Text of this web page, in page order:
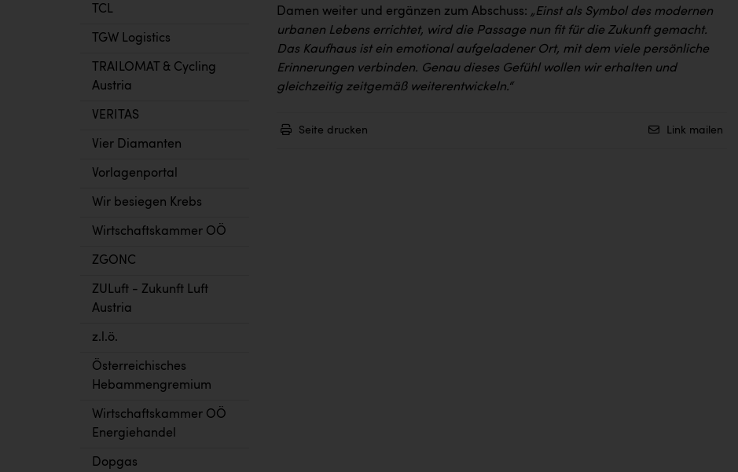
TCL
TGW Logistics
TRAILOMAT & Cycling
Austria
VERITAS
Vier Diamanten
Vorlagenportal
Wir besiegen Krebs
Wirtschaftskammer OÖ
ZGONC
ZULuft - Zukunft Luft
Austria
z.l.ö.
Österreichisches
Hebammengremium
Wirtschaftskammer OÖ
Energiehandel
Dopgas
Damen weiter und ergänzen zum Abschuss: „Einst als Symbol des modernen
urbanen Lebens errichtet, wird die Passage nun fit für die Zukunft gemacht.
Das Kaufhaus ist ein emotional aufgeladener Ort, mit dem viele persönliche
Erinnerungen verbinden. Genau dieses Gefühl wollen wir erhalten und
gleichzeitig zeitgemäß weiterentwickeln.“
Seite drucken Link mailen